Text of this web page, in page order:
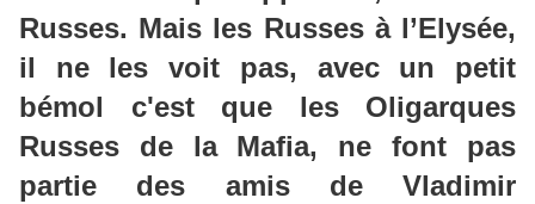
Russes. Mais les Russes à l’Elysée,
il ne les voit pas, avec un petit
bémol c'est que les Oligarques
Russes de la Mafia, ne font pas
partie des amis de Vladimir